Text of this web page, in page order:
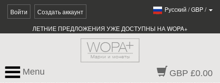
Войти Создать аккаунт Pусский /GBP/
ЛЕТНИЕ ПРЕДЛОЖЕНИЯ УЖЕ ДОСТУПНЫ НА WOPA+
GBP £0.00
Menu